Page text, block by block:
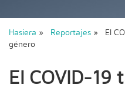
Hasiera » Reportajes » El
género
El COVID-19